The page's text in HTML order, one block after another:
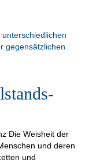
Die Weisheit der
und deren
und